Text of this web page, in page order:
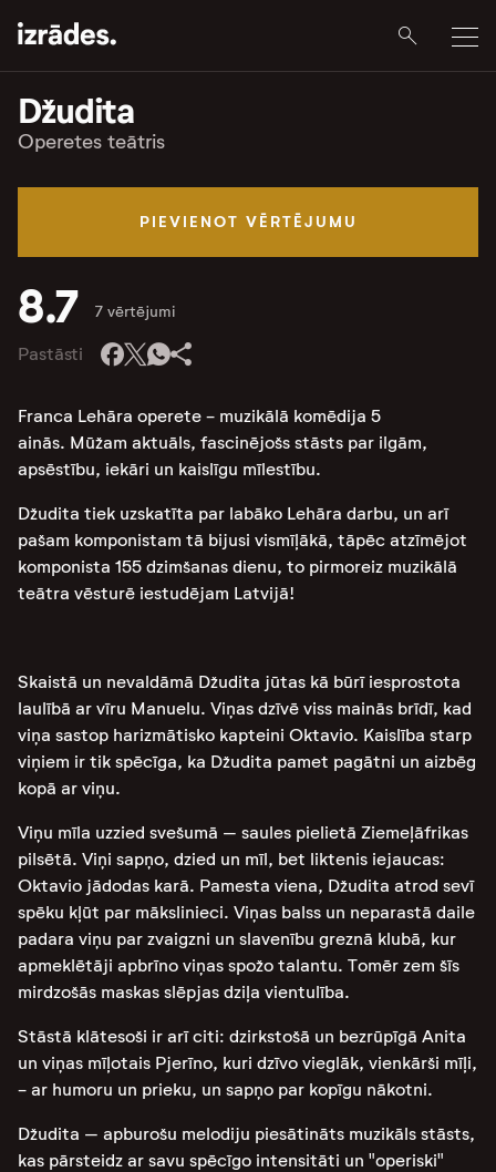
Džudita
Operetes teātris
PIEVIENOT VĒRTĒJUMU
8.7 7 vērtējumi
Pastāsti
Franca Lehāra operete - muzikālā komēdija 5
ainās. Mūžam aktuāls, fascinējošs stāsts par ilgām,
apsēstību, iekāri un kaislīgu mīlestību.
Džudita tiek uzskatīta par labāko Lehāra darbu, un arī
pašam komponistam tā bijusi vismīļākā, tāpēc atzīmējot
komponista 155 dzimšanas dienu, to pirmoreiz muzikālā
teātra vēsturē iestudējam Latvijā!
Skaistā un nevaldāmā Džudita jūtas kā būrī iesprostota
laulībā ar vīru Manuelu. Viņas dzīvē viss mainās brīdī, kad
viņa sastop harizmātisko kapteini Oktavio. Kaislība starp
viņiem ir tik spēcīga, ka Džudita pamet pagātni un aizbēg
kopā ar viņu.
Viņu mīla uzzied svešumā – saules pielietā Ziemeļāfrikas
pilsētā. Viņi sapņo, dzied un mīl, bet liktenis iejaucas:
Oktavio jādodas karā. Pamesta viena, Džudita atrod sevī
spēku kļūt par mākslinieci. Viņas balss un neparastā daile
padara viņu par zvaigzni un slavenību greznā klubā, kur
apmeklētāji apbrīno viņas spožo talantu. Tomēr zem šīs
mirdzošās maskas slēpjas dziļa vientulība.
Stāstā klātesoši ir arī citi: dzirkstošā un bezrūpīgā Anita
un viņas mīļotais Pjerīno, kuri dzīvo vieglāk, vienkārši mīļi,
- ar humoru un prieku, un sapņo par kopīgu nākotni.
Džudita – apburošu melodiju piesātināts muzikāls stāsts,
kas pārsteidz ar savu spēcīgo intensitāti un "operiski"